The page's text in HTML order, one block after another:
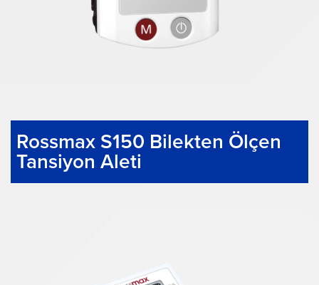
Rossmax S150 Bilekten Ölçen
Tansiyon Aleti